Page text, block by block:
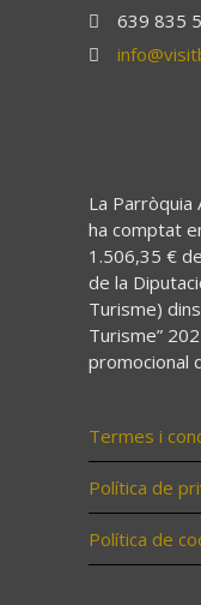
639 835
La Parròquia
ha comptat
1.506,35 €
de la
Turisme)
Turisme”
promocional
Termes i
Política de
Política de